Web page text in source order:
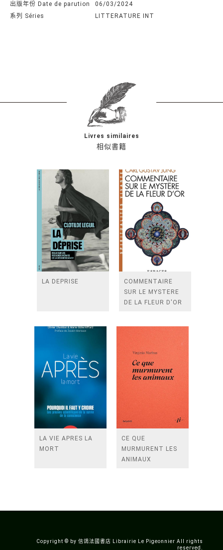
出版年份 Date de parution
06/03/2024
系列 Séries
LITTERATURE INT
相似書籍
Livres similaires
LA DEPRISE
COMMENTAIRE
SUR LE MYSTERE
DE LA FLEUR D'OR
LA VIE APRES LA
MORT
CE QUE
MURMURENT LES
ANIMAUX
Copyright © by 信鴿法國書店 Librairie Le Pigeonnier All rights
reserved.